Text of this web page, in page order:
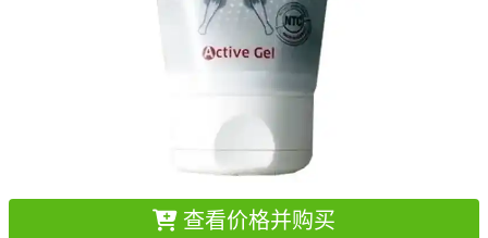
查看价格并购买